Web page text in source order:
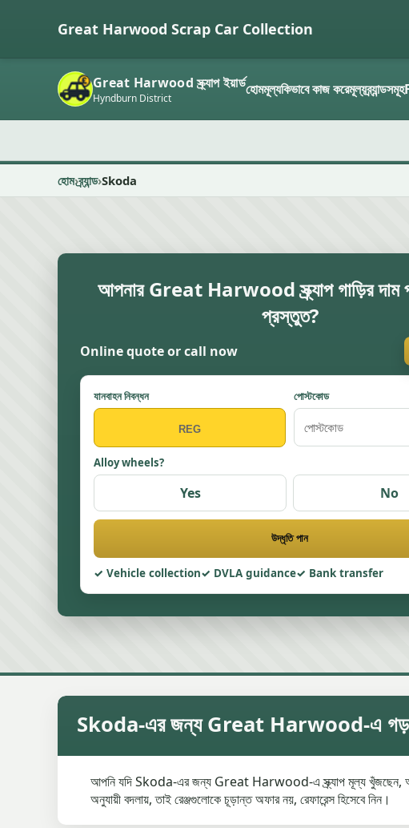
Great Harwood Scrap Car Collection
Great Harwood স্ক্র্যাপ ইয়ার্ড
Hyndburn District হোমমূল্যকিভাবে কাজ করেমূল্যব্র্যান্ডসমূহ
হোম ব্র্যান্ড Skoda
আপনার Great Harwood স্ক্র্যাপ গাড়ির দাম
প্রস্তুত?
Online quote or call now
যানবাহন নিবন্ধন পোস্টকোড
Alloy wheels?
Yes No
উদ্ধৃতি পান
Vehicle collection DVLA guidance Bank transfer
Skoda-এর জন্য Great Harwood-এ গড়
আপনি যদি Skoda-এর জন্য Great Harwood-এ স্ক্র্যাপ মূল্য খুঁজছেন, আগে
অনুযায়ী বদলায়, তাই রেঞ্জগুলোকে চূড়ান্ত অফার নয়, রেফারেন্স হিসেবে নিন।